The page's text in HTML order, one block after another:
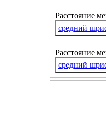
Расстояние
средний
Расстояние
средний